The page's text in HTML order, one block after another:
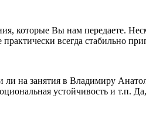
которые Вы нам передаете.
всегда стабильно
ли на занятия в Владимиру
устойчивость и т.п.